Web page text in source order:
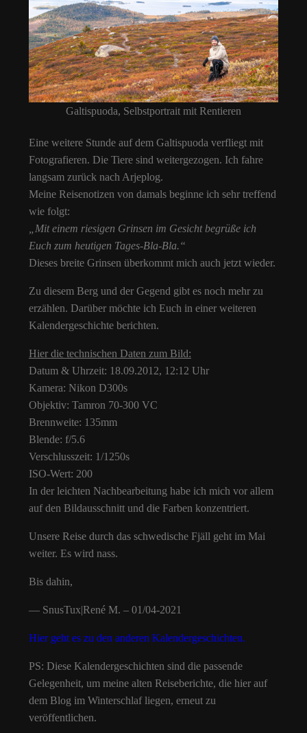
Galtispuoda, Selbstportrait mit Rentieren
Eine weitere Stunde auf dem Galtispuoda verfliegt mit
Fotografieren. Die Tiere sind weitergezogen. Ich fahre
langsam zurück nach Arjeplog.
Meine Reisenotizen von damals beginne ich sehr treffend
wie folgt:
„Mit einem riesigen Grinsen im Gesicht begrüße ich
Euch zum heutigen Tages-Bla-Bla.“
Dieses breite Grinsen überkommt mich auch jetzt wieder.
Zu diesem Berg und der Gegend gibt es noch mehr zu
erzählen. Darüber möchte ich Euch in einer weiteren
Kalendergeschichte berichten.
Hier die technischen Daten zum Bild:
Datum & Uhrzeit: 18.09.2012, 12:12 Uhr
Kamera: Nikon D300s
Objektiv: Tamron 70-300 VC
Brennweite: 135mm
Blende: f/5.6
Verschlusszeit: 1/1250s
ISO-Wert: 200
In der leichten Nachbearbeitung habe ich mich vor allem
auf den Bildausschnitt und die Farben konzentriert.
Unsere Reise durch das schwedische Fjäll geht im Mai
weiter. Es wird nass.
Bis dahin,
— SnusTux|René M. – 01/04-2021
Hier geht es zu den anderen Kalendergeschichten.
PS: Diese Kalendergeschichten sind die passende
Gelegenheit, um meine alten Reiseberichte, die hier auf
dem Blog im Winterschlaf liegen, erneut zu
veröffentlichen.